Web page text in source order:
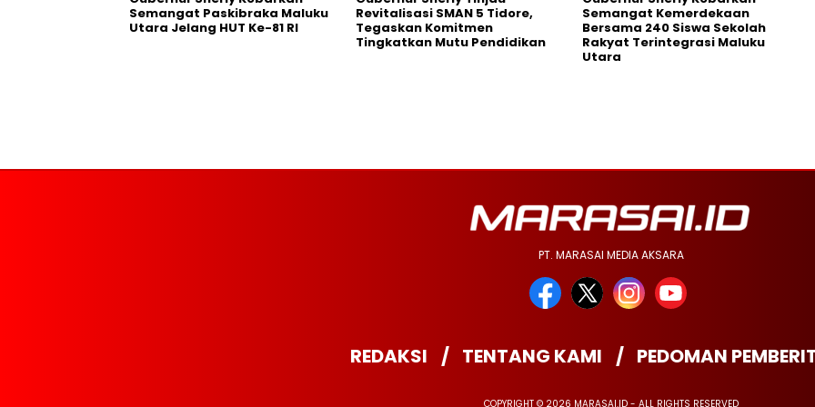
Semangat Paskibraka Maluku
Utara Jelang HUT Ke-81 RI
Revitalisasi SMAN 5 Tidore,
Tegaskan Komitmen
Tingkatkan Mutu Pendidikan
Semangat Kemerdekaan
Bersama 240 Siswa Sekolah
Rakyat Terintegrasi Maluku
Utara
PT. MARASAI MEDIA AKSARA
REDAKSI TENTANG KAMI PEDOMAN
COPYRIGHT © 2026 MARASAI.ID - ALL RIGHTS RESERVED